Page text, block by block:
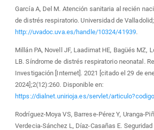
García A, Del M. Atención sanitaria al recién
de distrés respiratorio. Universidad de
http://uvadoc.uva.es/handle/10324/41939.
Millán PA, Novell JF, Laadimat HE, Bagüés MZ,
LB. Síndrome de distrés respiratorio neonatal.
Investigación [Internet]. 2021 [citado el 29 de
2024];2(12):260. Disponible en:
https://dialnet.unirioja.es/servlet/
Rodríguez-Moya VS, Barrese-Pérez Y, Uranga-
Verdecia-Sánchez L, Díaz-Casañas E.